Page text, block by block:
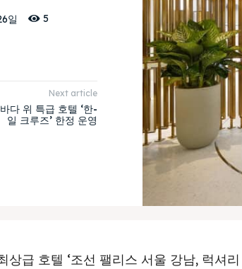
일 5
Next article
다 위 특급 호텔 ‘한-
일 크루즈’ 한정 운영
급 호텔 ‘조선 팰리스 서울 강남, 럭셔리